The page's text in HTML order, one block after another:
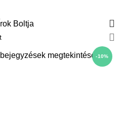
-10%
megtekintéséhez.